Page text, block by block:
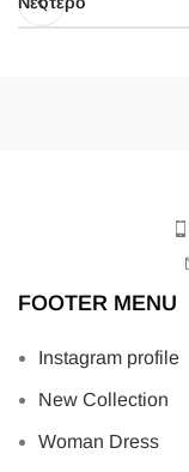
FOOTER MENU
Instagram profile
New Collection
Woman Dress